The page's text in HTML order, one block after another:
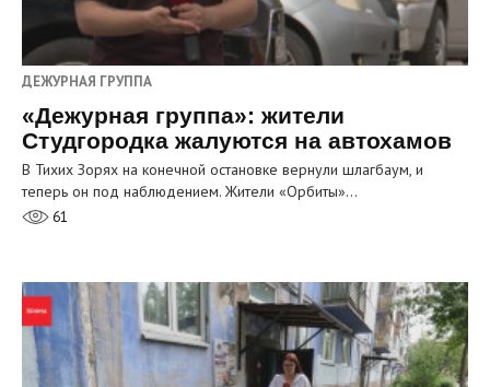
ДЕЖУРНАЯ ГРУППА
«Дежурная группа»: жители
Студгородка жалуются на автохамов
В Тихих Зорях на конечной остановке вернули шлагбаум, и
теперь он под наблюдением. Жители «Орбиты»…
61